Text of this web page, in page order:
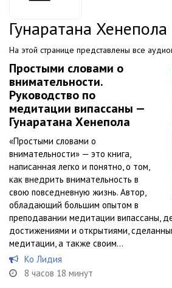
Гунаратана Хенепола
На этой странице представлены все
Простыми словами о
внимательности.
Руководство по
медитации випассаны —
Гунаратана Хенепола
«Простыми словами о
внимательности» — это книга,
написанная легко и понятно, о том,
как внедрить внимательность в
свою повседневную жизнь. Автор,
обладающий большим опытом в
преподавании медитации випассаны,
достижениями и открытиями,
медитации, а также своим...
Ко Лидия
8 часов 18 минут